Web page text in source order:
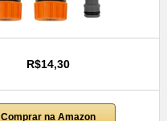
R$14,30
Comprar na Amazon